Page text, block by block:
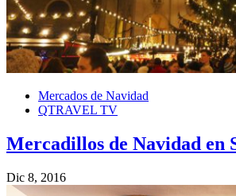
Mercados de Navidad
QTRAVEL TV
Mercadillos de Navidad en
Dic 8, 2016